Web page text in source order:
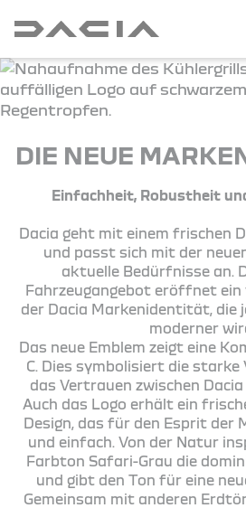
DIE NEUE
Einfachheit, Robustheit
Dacia geht mit einem frischen
und passt sich mit der
aktuelle Bedürfnisse an.
Fahrzeugangebot eröffnet ein
der Dacia Markenidentität, die
moderner
Das neue Emblem zeigt eine
C. Dies symbolisiert die starke
das Vertrauen zwischen
Auch das Logo erhält ein
Design, das für den Esprit der
und einfach. Von der Natur
Farbton Safari-Grau die
und gibt den Ton für eine
Gemeinsam mit anderen